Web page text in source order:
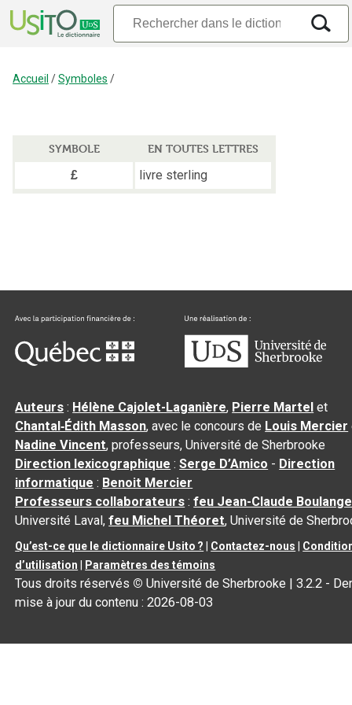
Accueil /Symboles /
SYMBOLE
EN TOUTES LETTRES
£
livre sterling
Auteurs : Hélène Cajolet-Laganière, Pierre Martel et
Chantal‑Édith Masson, avec le concours de Louis Mercier
Nadine Vincent, professeurs, Université de Sherbrooke
Direction lexicographique :Serge D’Amico - Direction
informatique : Benoit Mercier
Professeurs collaborateurs :feu Jean-Claude
Université Laval,feu Michel Théoret, Université de
Qu’est-ce que le dictionnaire Usito ? Contactez-nous
d’utilisation
Paramètres des témoins
Tous droits réservés © Université de Sherbrooke |3.2.2 -
mise à jour du contenu :2026-08-03